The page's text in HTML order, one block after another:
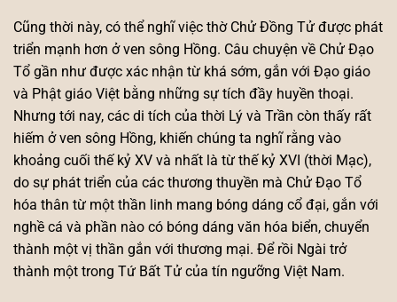
Cũng thời này, có thể nghĩ việc thờ Chử Đồng Tử được phát
triển mạnh hơn ở ven sông Hồng. Câu chuyện về Chử Đạo
Tổ gần như được xác nhận từ khá sớm, gắn với Đạo giáo
và Phật giáo Việt bằng những sự tích đầy huyền thoại.
Nhưng tới nay, các di tích của thời Lý và Trần còn thấy rất
hiếm ở ven sông Hồng, khiến chúng ta nghĩ rằng vào
khoảng cuối thế kỷ XV và nhất là từ thế kỷ XVI (thời Mạc),
do sự phát triển của các thương thuyền mà Chử Đạo Tổ
hóa thân từ một thần linh mang bóng dáng cổ đại, gắn với
nghề cá và phần nào có bóng dáng văn hóa biển, chuyển
thành một vị thần gắn với thương mại. Để rồi Ngài trở
thành một trong Tứ Bất Tử của tín ngưỡng Việt Nam.